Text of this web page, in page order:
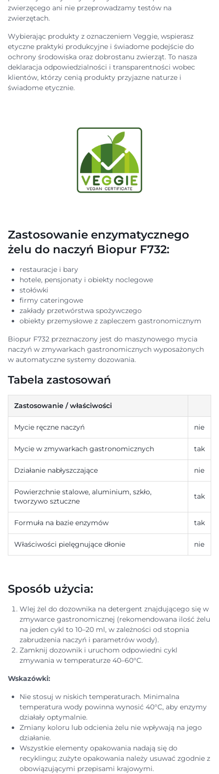
zwierzęcego ani nie przeprowadzamy testów na
zwierzętach.
Wybierając produkty z oznaczeniem Veggie, wspierasz
etyczne praktyki produkcyjne i świadome podejście do
ochrony środowiska oraz dobrostanu zwierząt. To nasza
deklaracja odpowiedzialności i transparentności wobec
klientów, którzy cenią produkty przyjazne naturze i
świadome etycznie.
Zastosowanie enzymatycznego
żelu do naczyń Biopur F732:
restauracje i bary
hotele, pensjonaty i obiekty noclegowe
stołówki
firmy cateringowe
zakłady przetwórstwa spożywczego
obiekty przemysłowe z zapleczem gastronomicznym
Biopur F732 przeznaczony jest do maszynowego mycia
naczyń w zmywarkach gastronomicznych wyposażonych
w automatyczne systemy dozowania.
Tabela zastosowań
Zastosowanie / właściwości
Mycie ręczne naczyń nie
Mycie w zmywarkach gastronomicznych tak
Działanie nabłyszczające nie
Powierzchnie stalowe, aluminium, szkło,
tworzywo sztuczne
tak
Formuła na bazie enzymów tak
Właściwości pielęgnujące dłonie nie
Sposób użycia:
Wlej żel do dozownika na detergent znajdującego się w
zmywarce gastronomicznej (rekomendowana ilość żelu
na jeden cykl to 10–20 ml, w zależności od stopnia
zabrudzenia naczyń i parametrów wody).
Zamknij dozownik i uruchom odpowiedni cykl
zmywania w temperaturze 40–60°C.
Wskazówki:
Nie stosuj w niskich temperaturach. Minimalna
temperatura wody powinna wynosić 40°C, aby enzymy
działały optymalnie.
Zmiany koloru lub odcienia żelu nie wpływają na jego
działanie.
Wszystkie elementy opakowania nadają się do
recyklingu; zużyte opakowania należy usuwać zgodnie z
obowiązującymi przepisami krajowymi.